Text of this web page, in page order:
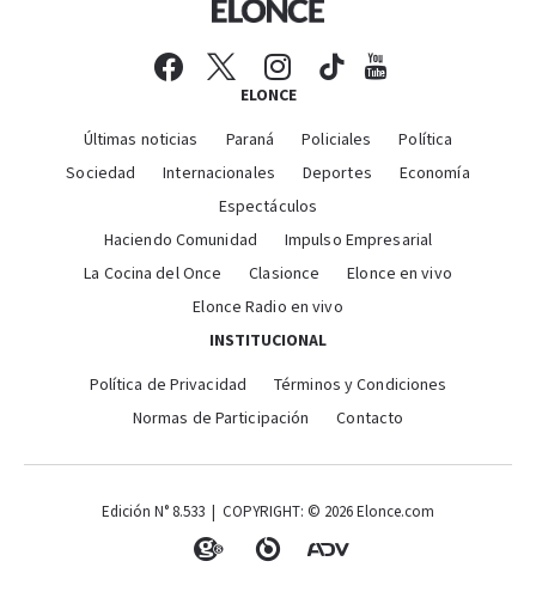
ELONCE
Últimas noticias Paraná Policiales
Política
Sociedad
Internacionales Deportes
Economía
Espectáculos
Haciendo Comunidad
Impulso Empresarial
La Cocina del Once
Clasionce
Elonce en vivo
Elonce Radio en vivo
INSTITUCIONAL
Política de Privacidad
Términos y Condiciones
Normas de Participación
Contacto
Edición N° 8.533 | COPYRIGHT: © 2026 Elonce.com